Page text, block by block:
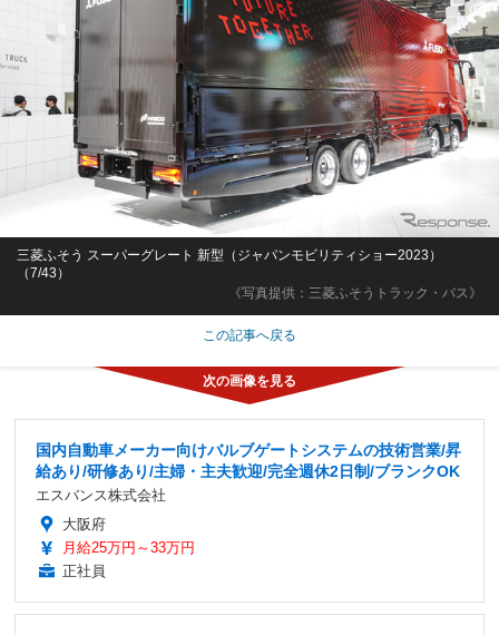
《写真提供：三菱ふそうトラック・バス》
三菱ふそう スーパーグレート 新型（ジャパンモビリティショー2023）
（7/43）
この記事へ戻る
国内自動車メーカー向けバルブゲートシステムの技術営業/昇
給あり/研修あり/主婦・主夫歓迎/完全週休2日制/ブランクOK
エスバンス株式会社
大阪府
月給25万円～33万円
正社員